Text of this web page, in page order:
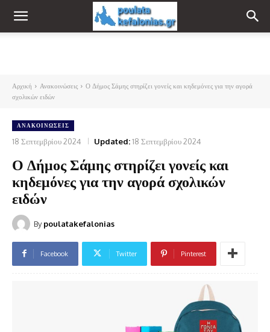
Αρχική Ανακοινώσεις
Ο Δήμος Σάμης στηρίζει γονείς και κηδεμόνες για την αγορά
σχολικών ειδών
ΑΝΑΚΟΙΝΏΣΕΙΣ
18 Σεπτεμβρίου 2024 Updated:18 Σεπτεμβρίου 2024
Ο Δήμος Σάμης στηρίζει γονείς και
κηδεμόνες για την αγορά σχολικών
ειδών
By poulatakefalonias
Facebook Twitter Pinterest